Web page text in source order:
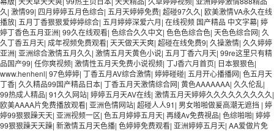
久| 激情99| 四月婷婷五月色综合| 五月天婷婷免费| 超碰97久久| 欧美激情VA永久在线
播放| 五月丁香狠狠爱婷婷综合| 五月婷婷深爱六月| 在线视频 国产精品 中文字幕| 婷
婷丁香色五月亚洲| 99久在线观看| 色综合久久中文| 色色色综合色| 天色色综合网| 久
久丁香五月天| 成年视频免费观看| 天天做天天爽| 超碰在线免费9| 久操激情| 久久婷婷
亚洲| 亚洲综合激情五月久久| 激情五月天黄色小说| 五月丁香六月天| 99re这里只有精
品国产99| 任你爽视频| 激情性五月天免费小说视频| 丁J香六月首页| 日本狠狠色|
www.henhenl| 97色婷婷| 丁香五月AV综合激情| 婷婷碰碰| 五月开心播播网| 色五月天
丁香| 久久精品99国产精品日本| 丁香五月天激情综合网| 黄色AAAAAAA| 久久伦乱|
99热成人精品| 91久久网站| 婷婷五月天AV在线| 激情五月天婷婷久久久久久久久久久|
欧美AAAA片免费播放观看| 亚洲色情网站| 超碰人人91| 男女啪啪做爰高潮无遮挡 | 婷
婷99狠狠躁天天| 亚洲视频一区| 色五月婷婷五月天| 再綫Av免费視品| 色综啪啪| 婷婷
99狠狠躁天天躁| 新激情五月天色播| 色婷婷免费观看| 亚洲婷婷五月天| AA爱做片免